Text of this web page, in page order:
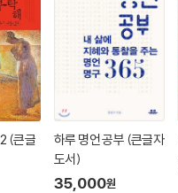
(큰글
하루 명언 공부 (큰글자
도서)
35,000원